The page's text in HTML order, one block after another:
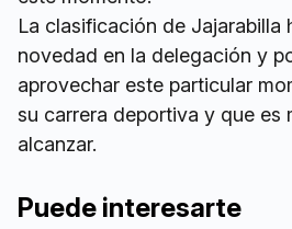
La clasificación de Jajarabilla
novedad en la delegación y
aprovechar este particular
su carrera deportiva y que es
alcanzar.
Puede interesarte